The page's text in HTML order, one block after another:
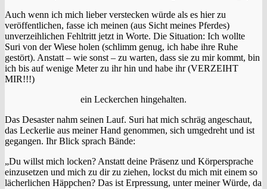
Auch wenn ich mich lieber verstecken würde als es hier zu
veröffentlichen, fasse ich meinen (aus Sicht meines Pferdes)
unverzeihlichen Fehltritt jetzt in Worte. Die Situation: Ich wollte
Suri von der Wiese holen (schlimm genug, ich habe ihre Ruhe
gestört). Anstatt – wie sonst – zu warten, dass sie zu mir kommt, bin
ich bis auf wenige Meter zu ihr hin und habe ihr (VERZEIHT
MIR!!!)
ein Leckerchen hingehalten.
Das Desaster nahm seinen Lauf. Suri hat mich schräg angeschaut,
das Leckerlie aus meiner Hand genommen, sich umgedreht und ist
gegangen. Ihr Blick sprach Bände:
„Du willst mich locken? Anstatt deine Präsenz und Körpersprache
einzusetzen und mich zu dir zu ziehen, lockst du mich mit einem so
lächerlichen Häppchen? Das ist Erpressung, unter meiner Würde, da